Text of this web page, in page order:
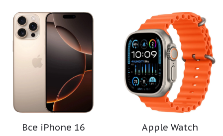
Все iPhone 16 Apple Watch